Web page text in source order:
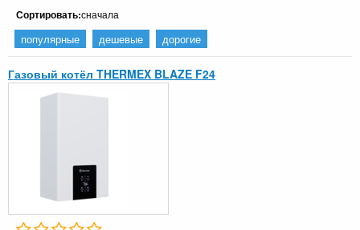
Сортировать:сначала
популярные дешевые дорогие
Газовый котёл THERMEX BLAZE F24